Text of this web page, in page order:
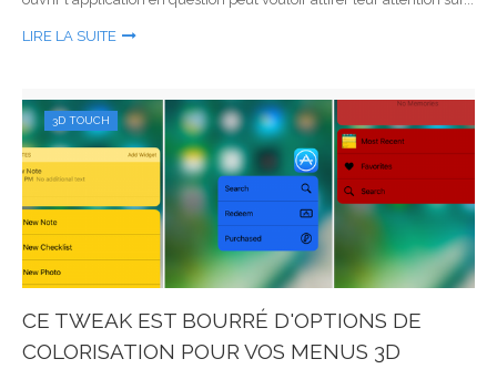
LIRE LA SUITE
3D TOUCH
CE TWEAK EST BOURRÉ D'OPTIONS DE
COLORISATION POUR VOS MENUS 3D